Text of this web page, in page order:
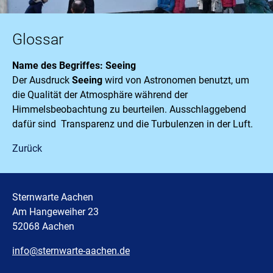
Glossar
Name des Begriffes: Seeing
Der Ausdruck Seeing wird von Astronomen benutzt, um
die Qualität der Atmosphäre während der
Himmelsbeobachtung zu beurteilen. Ausschlaggebend
dafür sind Transparenz und die Turbulenzen in der Luft.
Zurück
Sternwarte Aachen
Am Hangeweiher 23
52068 Aachen
info@sternwarte-aachen.de